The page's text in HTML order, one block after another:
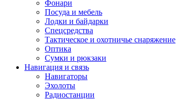
Фонари
Посуда и мебель
Лодки и байдарки
Спецсредства
Тактическое и охотничье снаряжение
Оптика
Сумки и рюкзаки
Навигация и связь
Навигаторы
Эхолоты
Радиостанции